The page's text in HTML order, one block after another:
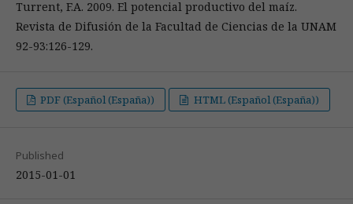
Turrent, F.A. 2009. El potencial productivo del maíz.
Revista de Difusión de la Facultad de Ciencias de la UNAM
92-93:126-129.
PDF (Español (España)) HTML (Español (España))
Published
2015-01-01